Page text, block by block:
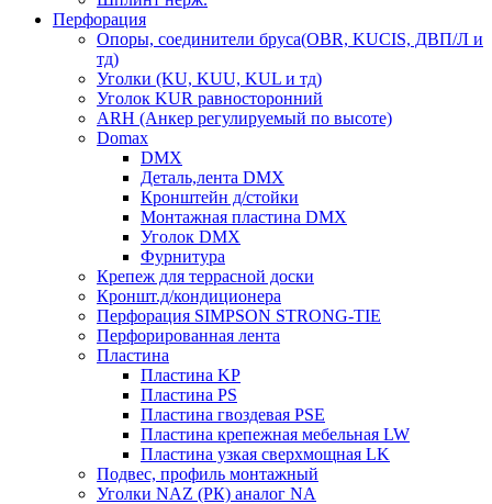
Перфорация
Опоры, соединители бруса(OBR, KUCIS, ДВП/Л и
тд)
Уголки (KU, KUU, KUL и тд)
Уголок KUR равносторонний
ARH (Анкер регулируемый по высоте)
Domax
DMX
Деталь,лента DMX
Кронштейн д/стойки
Монтажная пластина DMX
Уголок DMX
Фурнитура
Крепеж для террасной доски
Кроншт.д/кондиционера
Перфорация SIMPSON STRONG-TIE
Перфорированная лента
Пластина
Пластина KP
Пластина PS
Пластина гвоздевая PSE
Пластина крепежная мебельная LW
Пластина узкая сверхмощная LK
Подвес, профиль монтажный
Уголки NAZ (РК) аналог NA